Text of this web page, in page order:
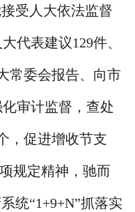
受人大依法监督
代表建议129件、
常委会报告、向市
审计监督，查处
，促进增收节支
规定精神，驰而
统“1+9+N”抓落实